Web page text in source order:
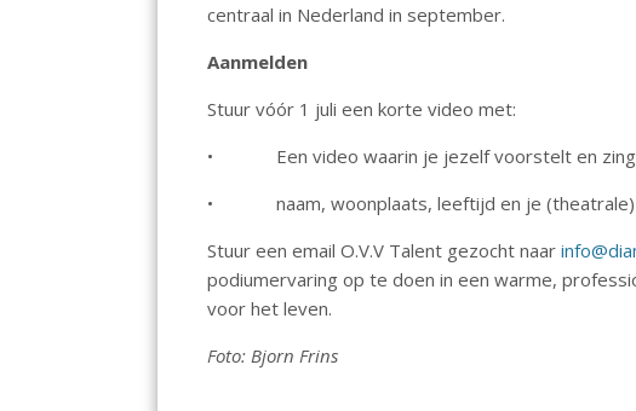
centraal in Nederland in september.
Aanmelden
Stuur vóór 1 juli een korte video met:
• Een video waarin je jezelf voorstelt en zingt
• naam, woonplaats, leeftijd en je (theatrale)
Stuur een email O.V.V Talent gezocht naar
podiumervaring op te doen in een warme,
voor het leven.
Foto: Bjorn Frins